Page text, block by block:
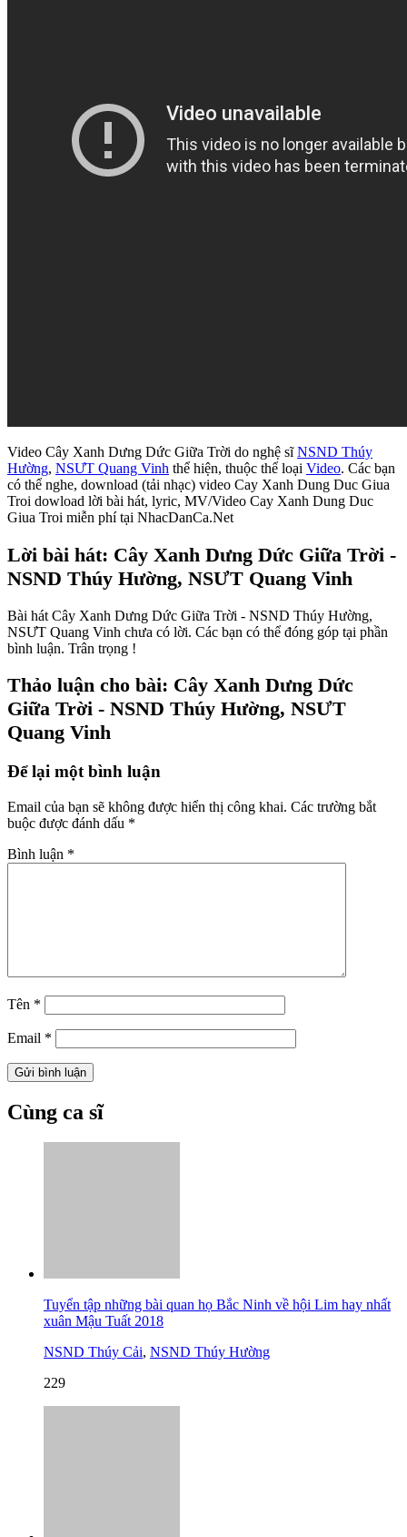
Video Cây Xanh Dưng Dức Giữa Trời do nghệ sĩNSND Thúy
Hường, NSƯT Quang Vinh thể hiện, thuộc thể loại Video. Các bạn
có thể nghe, download (tải nhạc) video Cay Xanh Dung Duc Giua
Troi dowload lời bài hát, lyric, MV/Video Cay Xanh Dung Duc
Giua Troi miễn phí tại NhacDanCa.Net
Lời bài hát: Cây Xanh Dưng Dức Giữa Trời -
NSND Thúy Hường, NSƯT Quang Vinh
Bài hát Cây Xanh Dưng Dức Giữa Trời - NSND Thúy Hường,
NSƯT Quang Vinh chưa có lời. Các bạn có thể đóng góp tại phần
bình luận. Trân trọng !
Thảo luận cho bài: Cây Xanh Dưng Dức
Giữa Trời - NSND Thúy Hường, NSƯT
Quang Vinh
Để lại một bình luận
Email của bạn sẽ không được hiển thị công khai. Các trường bắt
buộc được đánh dấu *
Bình luận *
Tên *
Email *
Cùng ca sĩ
Tuyển tập những bài quan họ Bắc Ninh về hội Lim hay nhất
xuân Mậu Tuất 2018
NSND Thúy Cải, NSND Thúy Hường
229